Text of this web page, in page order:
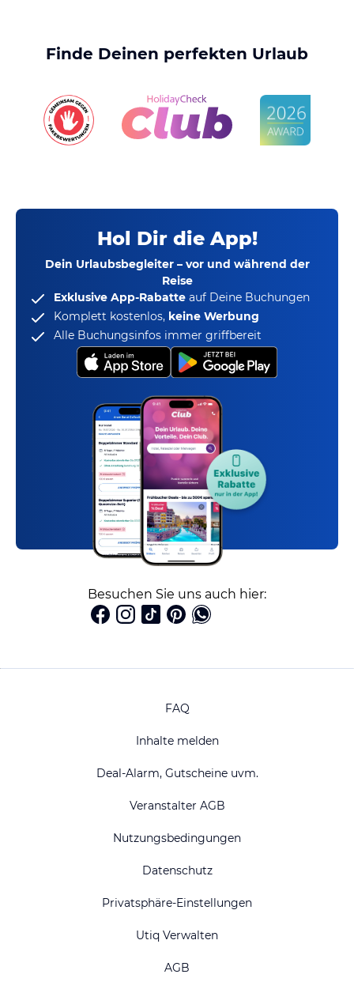
Finde Deinen perfekten Urlaub
Hol Dir die App!
Dein Urlaubsbegleiter – vor und während der
Reise
Exklusive App-Rabatte auf Deine Buchungen
Komplett kostenlos, keine Werbung
Alle Buchungsinfos immer griffbereit
Besuchen Sie uns auch hier:
FAQ
Inhalte melden
Deal-Alarm, Gutscheine uvm.
Veranstalter AGB
Nutzungsbedingungen
Datenschutz
Privatsphäre-Einstellungen
Utiq Verwalten
AGB